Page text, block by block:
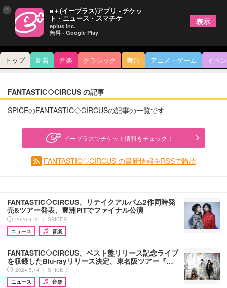
トップ 新着 音楽 クラシック 舞台 アニメ・ゲーム イベ
FANTASTIC◇CIRCUS の記事
SPICEのFANTASTIC◇CIRCUSの記事の一覧です
イープラスでチケット情報をチェック！
FANTASTIC◇CIRCUS の最新情報をRSSで購読
FANTASTIC◇CIRCUS、リテイクアルバム2作同時発
売&ツアー発表、豊洲PITでファイナル公演
2026.4.20 ｜ SPICER
ニュース
音楽
FANTASTIC◇CIRCUS、ベスト盤リリース記念ライブ
を収録したBlu-rayリリース決定、東名阪ツアー『…
2024.5.14 ｜ SPICER
ニュース
音楽
× e＋(イープラス)アプリ - チケッ
ト・ニュース・スマチケ
eplus inc.
無料 - Google Play
表示